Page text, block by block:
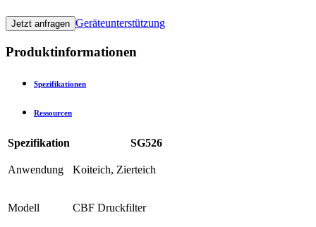
Jetzt anfragen Geräteunterstützung
Produktinformationen
Spezifikationen
Ressourcen
Spezifikation SG526
Anwendung Koiteich, Zierteich
Modell CBF Druckfilter